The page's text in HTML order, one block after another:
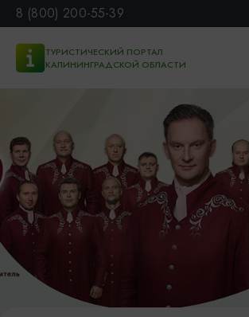
8 (800) 200-55-39
ТУРИСТИЧЕСКИЙ ПОРТАЛ
КАЛИНИНГРАДСКОЙ ОБЛАСТИ